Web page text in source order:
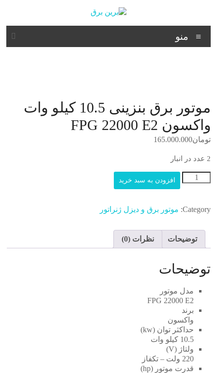
محتوا
برین
برق
منو
موتور برق بنزینی 10.5 کیلو وات
واکسون FPG 22000 E2
تومان165.000.000
2 عدد در انبار
موتور
برق
کیلو
عدد
افزودن به سبد خرید
Category: موتور برق و دیزل ژنراتور
توضیحات نظرات (0)
توضیحات
مدل موتور
FPG 22000 E2
برند
واکسون
حداکثر توان (kw)
10.5 کیلو وات
ولتاژ (V)
220 ولت – تکفاز
قدرت موتور (hp)